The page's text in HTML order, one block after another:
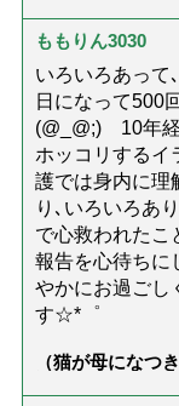
ないための4つの
すい人の特徴は
ももりん3030
いろいろあって
日になって500
(@_@;) 10年
ホッコリする
護では身内に理
り､いろいろあ
で心救われたこ
報告を心待ちに
やかにお過ごし
す☆*゜
（猫が母になつ